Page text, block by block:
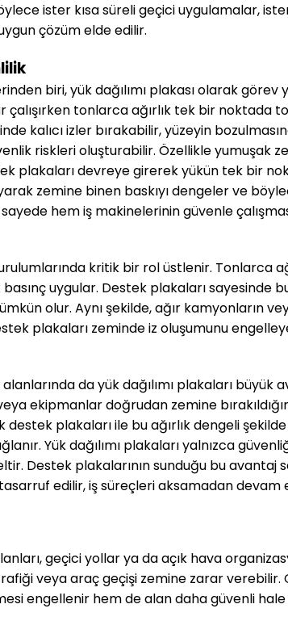
ister kısa süreli geçici uygulamalar,
çözüm elde edilir.
biri, yük dağılımı plakası olarak görev
tonlarca ağırlık tek bir noktada
kalıcı izler bırakabilir, yüzeyin
riskleri oluşturabilir. Özellikle yumuşak
plakaları devreye girerek yükün tek bir
zemine binen baskıyı dengeler ve
hem iş makinelerinin güvenle
kritik bir rol üstlenir. Tonlarca
uygular. Destek plakaları sayesinde
olur. Aynı şekilde, ağır kamyonların
plakaları zeminde iz oluşumunu
da yük dağılımı plakaları büyük
ekipmanlar doğrudan zemine
plakaları ile bu ağırlık dengeli şekilde
Yük dağılımı plakaları yalnızca
Destek plakalarının sunduğu bu avantaj
edilir, iş süreçleri aksamadan devam
geçici yollar ya da açık hava
veya araç geçişi zemine zarar verebilir.
engellenir hem de alan daha güvenli hale